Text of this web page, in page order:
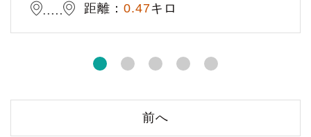
距離： 0.47キロ
前へ